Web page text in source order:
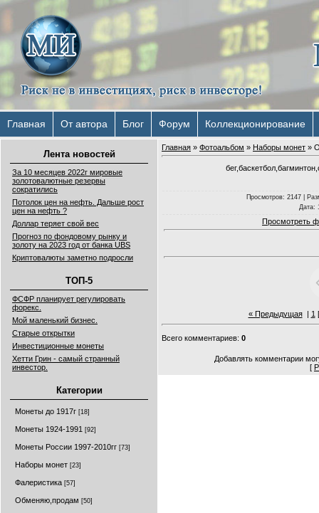
Главная От автора Блог Форум Коллекционирование
Лента новостей
За 10 месяцев 2022г мировые
золотовалютные резервы
сократились
Потолок цен на нефть. Дальше рост
цен на нефть ?
Доллар теряет свой вес
Прогноз по фондовому рынку и
золоту на 2023 год от банка UBS
Криптовалюты заметно подросли
ТОП-5
ФСФР планирует регулировать
форекс.
Мой маленький бизнес.
Старые открытки
Инвестиционные монеты
Хетти Грин - самый странный
инвестор.
Категории
Монеты до 1917г [18]
Монеты 1924-1991 [92]
Монеты России 1997-2010гг [73]
Наборы монет [23]
Фалеристика [57]
Обменяю,продам [50]
Главная » Фотоальбом » Наборы монет »
Просмотров: 2147 |
Дата:
Просмотреть
« Предыдущая| 1 [
Всего комментариев: 0
Добавлять комментарии
[